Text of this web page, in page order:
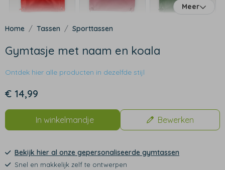
Meer
Tassen Sporttassen
Gymtasje met naam en koala
Ontdek hier alle producten in dezelfde stijl
€ 14,99
In winkelmandje Bewerken
Bekijk hier al onze gepersonaliseerde gymtassen
Snel en makkelijk zelf te ontwerpen